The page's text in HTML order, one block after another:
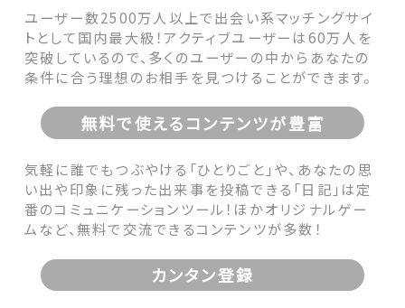
ユーザー数2500万人以上で出会い系マッチングサイ
トとして国内最大級！アクティブユーザーは60万人を
突破しているので、多くのユーザーの中からあなたの
条件に合う理想のお相手を見つけることができます。
無料で使えるコンテンツが豊富
気軽に誰でもつぶやける「ひとりごと」や、あなたの思
い出や印象に残った出来事を投稿できる「日記」は定
番のコミュニケーションツール！ほかオリジナルゲー
ムなど、無料で交流できるコンテンツが多数！
カンタン登録